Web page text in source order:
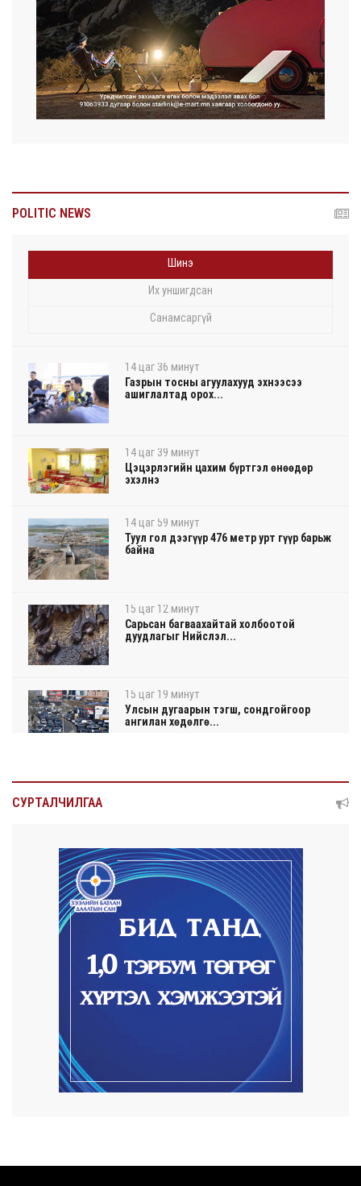
POLITIC NEWS
Шинэ
Их уншигдсан
Санамсаргүй
14 цаг 36 минут
Газрын тосны агуулахууд эхнээсээ
ашиглалтад орох...
14 цаг 39 минут
Цэцэрлэгийн цахим бүртгэл өнөөдөр
эхэлнэ
14 цаг 59 минут
Туул гол дээгүүр 476 метр урт гүүр барьж
байна
15 цаг 12 минут
Сарьсан багваахайтай холбоотой
дуудлагыг Нийслэл...
15 цаг 19 минут
Улсын дугаарын тэгш, сондгойгоор
ангилан хөдөлгө...
15 цаг 25 минут
15 цаг 28 минут
КОП17-д ажиллах онцгой байдлын
бүрэлдэхүүн хамта...
Улаанбаатарт өдөртөө 20 хэм дулаан
COP17-ын зочид, төлөөлөгчдөд үйлчлэх
СУРТАЛЧИЛГАА